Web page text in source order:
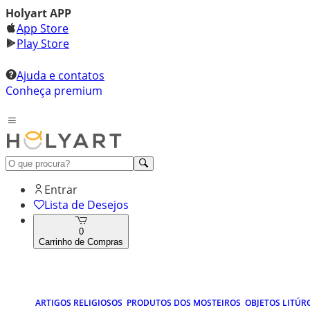
Holyart APP
App Store
Play Store
Ajuda e contatos
Conheça premium
Entrar
Lista de Desejos
0
Carrinho de Compras
ARTIGOS RELIGIOSOS PRODUTOS DOS MOSTEIROS OBJETOS